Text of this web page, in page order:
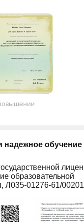
надежное обучение
образовательной
Л035-01276-61/